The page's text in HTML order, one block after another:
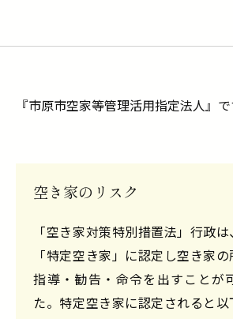
『市原市空家等管理活用指定法人』で
空き家のリスク
「空き家対策特別措置法」行政
「特定空き家」に認定し空き家の
指導・勧告・命令を出すことが
た。特定空き家に認定されると